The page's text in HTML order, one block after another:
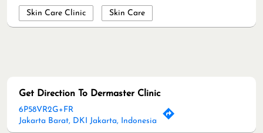
Skin Care Clinic Skin Care
Get Direction To Dermaster Clinic
6P58VR2G+FR
Jakarta Barat, DKI Jakarta, Indonesia